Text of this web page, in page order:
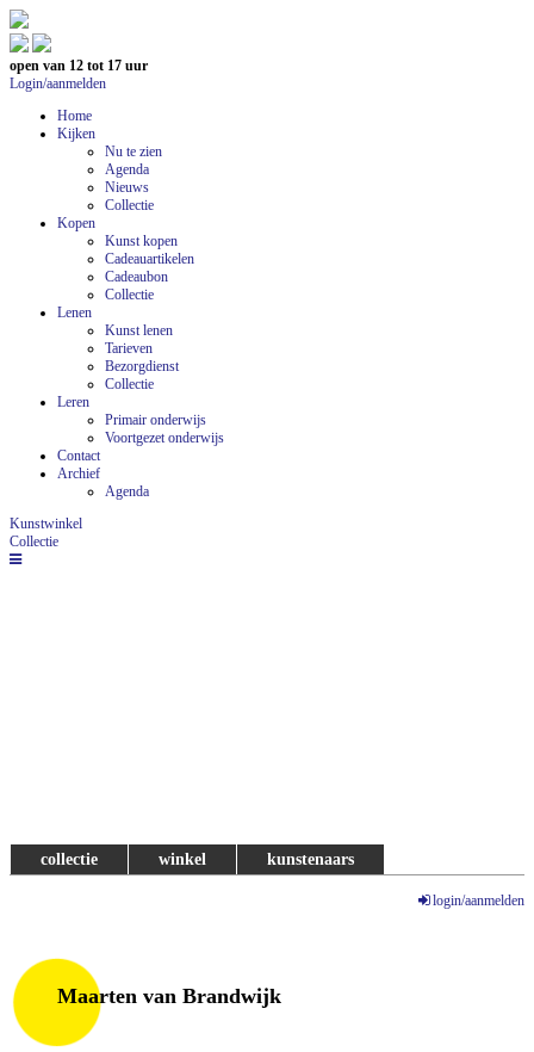
open van 12 tot 17 uur
Login/aanmelden
Home
Kijken
Nu te zien
Agenda
Nieuws
Collectie
Kopen
Kunst kopen
Cadeauartikelen
Cadeaubon
Collectie
Lenen
Kunst lenen
Tarieven
Bezorgdienst
Collectie
Leren
Primair onderwijs
Voortgezet onderwijs
Contact
Archief
Agenda
Kunstwinkel
Collectie
collectie winkel kunstenaars
login/aanmelden
Maarten van Brandwijk